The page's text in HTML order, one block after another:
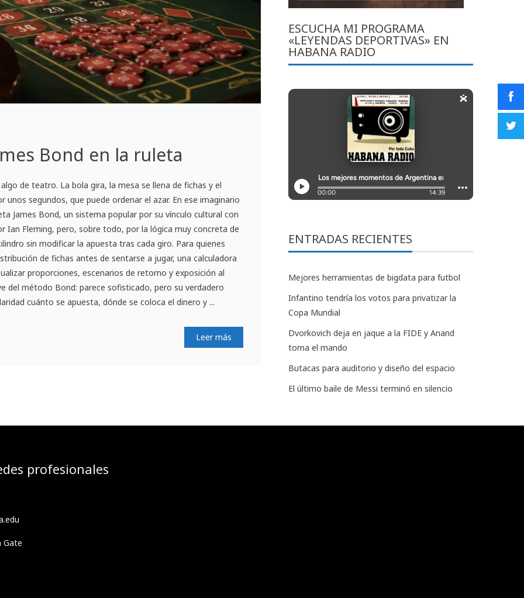
Bond en la ruleta
de teatro. La bola gira, la mesa se llena de fichas y el
unos segundos, que puede ordenar el azar. En ese imaginario
James Bond, un sistema popular por su vínculo cultural con
Ian Fleming, pero, sobre todo, por la lógica muy concreta de
sin modificar la apuesta tras cada giro. Para quienes
de fichas antes de sentarse a jugar, una calculadora
proporciones, escenarios de retorno y exposición al
del método Bond: parece sofisticado, pero su verdadero
cuánto se apuesta, dónde se coloca el dinero y ...
Leer más
ESCUCHA MI PROGRAMA
«LEYENDAS DEPORTIVAS» EN
HABANA RADIO
ENTRADAS RECIENTES
Mejores herramientas de bigdata para futbol
Infantino tendría los votos para privatizar la
Copa Mundial
Dvorkovich deja en jaque a la FIDE y Anand
toma el mando
Butacas para auditorio y diseño del espacio
El último baile de Messi terminó en silencio
profesionales
Gate